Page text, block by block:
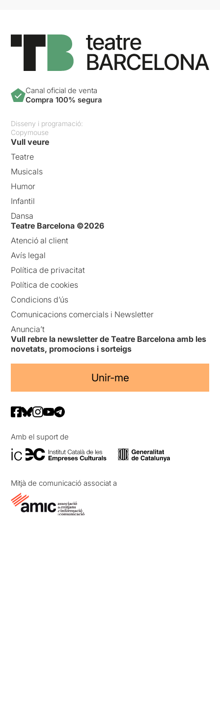
Canal oficial de venta
Compra 100% segura
Disseny i programació:
Copymouse
Vull veure
Teatre
Musicals
Humor
Infantil
Dansa
Teatre Barcelona ©2026
Atenció al client
Avís legal
Política de privacitat
Política de cookies
Condicions d’ús
Comunicacions comercials i Newsletter
Anuncia’t
Vull rebre la newsletter de Teatre Barcelona amb les
novetats, promocions i sorteigs
Unir-me
Amb el suport de
Mitjà de comunicació associat a